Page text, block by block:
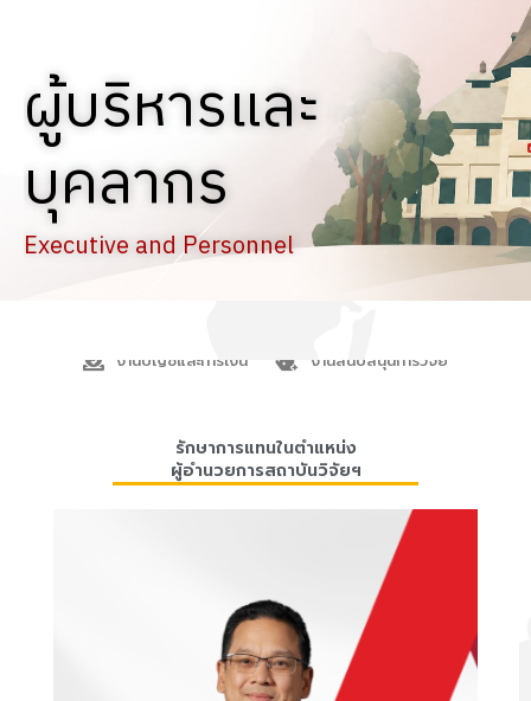
ผู้บริหารและ
บุคลากร
Executive and Personnel
งานบัญชีและการเงิน
งานสนับสนุนการวิจัย
รักษาการแทนในตำแหน่ง
ผู้อำนวยการสถาบันวิจัยฯ